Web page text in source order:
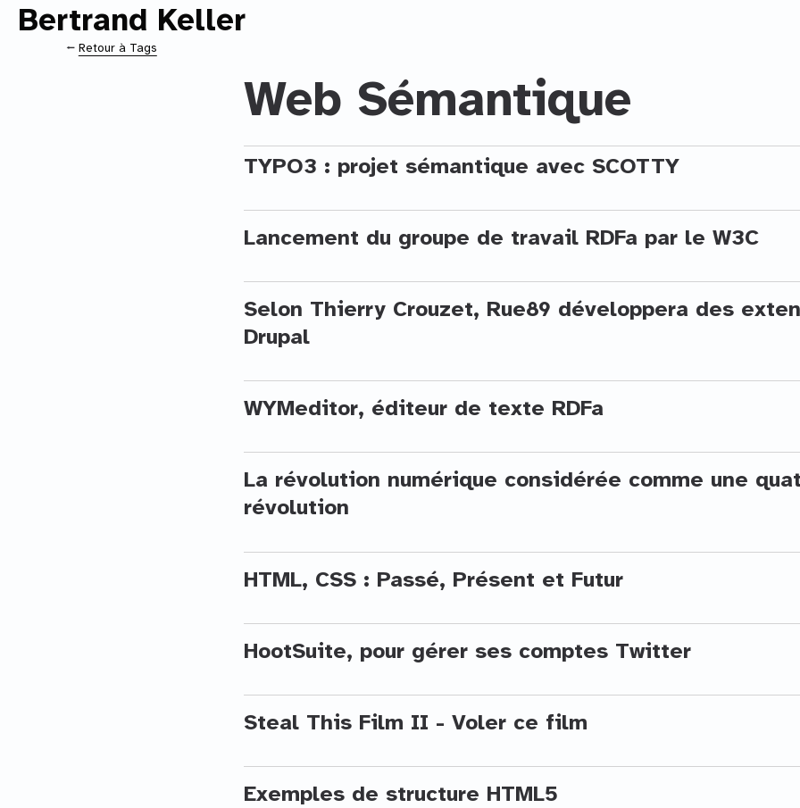
Contenu principal
Bertrand Keller
⭠ Retour à Tags
Web Sémantique
TYPO3 : projet sémantique avec SCOTTY
Lancement du groupe de travail RDFa par le W3C
Selon Thierry Crouzet, Rue89 développera des
Drupal
WYMeditor, éditeur de texte RDFa
La révolution numérique considérée comme une
révolution
HTML, CSS : Passé, Présent et Futur
HootSuite, pour gérer ses comptes Twitter
Steal This Film II - Voler ce film
Exemples de structure HTML5